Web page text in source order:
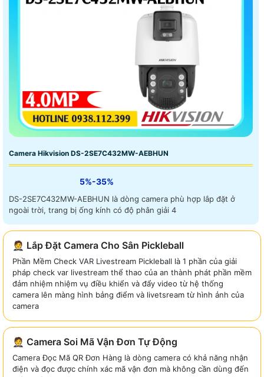
Camera Hikvision DS-2SE7C432MW-AEBHUN
5%-35%
DS-2SE7C432MW-AEBHUN là dòng camera phù hợp lắp đặt ở
ngoài trời, trang bị ống kính có độ phân giải 4
🤵 Lắp Đặt Camera Cho Sân Pickleball
Phần Mềm Check VAR Livestream Pickleball là 1 phần của giải
pháp check var livestream thể thao của an thành phát phần mềm
đảm nhiệm nhiệm vụ điều khiển và đẩy video từ hệ thống
camera lên màng hình bảng điểm và livetsream từ hình ảnh của
camera
🤵 Camera Soi Mã Vận Đơn Tự Động
Camera Đọc Mã QR Đơn Hàng là dòng camera có khả năng nhận
điện và đọc được chính xác mã vận đơn mà không cần dùng đến